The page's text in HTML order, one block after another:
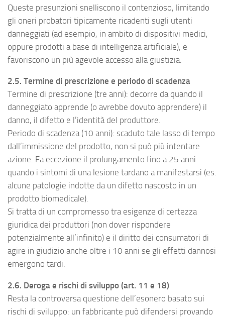
Queste presunzioni snelliscono il contenzioso, limitando
gli oneri probatori tipicamente ricadenti sugli utenti
danneggiati (ad esempio, in ambito di dispositivi medici,
oppure prodotti a base di intelligenza artificiale), e
favoriscono un più agevole accesso alla giustizia.
2.5. Termine di prescrizione e periodo di scadenza
Termine di prescrizione (tre anni): decorre da quando il
danneggiato apprende (o avrebbe dovuto apprendere) il
danno, il difetto e l’identità del produttore.
Periodo di scadenza (10 anni): scaduto tale lasso di tempo
dall’immissione del prodotto, non si può più intentare
azione. Fa eccezione il prolungamento fino a 25 anni
quando i sintomi di una lesione tardano a manifestarsi (es.
alcune patologie indotte da un difetto nascosto in un
prodotto biomedicale).
Si tratta di un compromesso tra esigenze di certezza
giuridica dei produttori (non dover rispondere
potenzialmente all’infinito) e il diritto dei consumatori di
agire in giudizio anche oltre i 10 anni se gli effetti dannosi
emergono tardi.
2.6. Deroga e rischi di sviluppo (art. 11 e 18)
Resta la controversa questione dell’esonero basato sui
rischi di sviluppo: un fabbricante può difendersi provando